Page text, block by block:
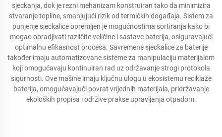
sjeckanja, dok je rezni mehanizam konstruiran tako da minimizira
stvaranje topline, smanjujući rizik od termičkih događaja. Sistem za
punjenje sjeckalice opremljen je mogućnostima sortiranja kako bi
mogao obradjivati različite veličine i sastave baterija, osiguravajući
optimalnu efikasnost procesa. Savremene sjeckalice za baterije
također imaju automatizovane sisteme za manipulaciju materijalom
koji omogućavaju kontinuiran rad uz održavanje strogi protokola
sigurnosti. Ove mašine imaju ključnu ulogu u ekosistemu reciklaže
baterija, omogućavajući povrat vrijednih materijala, pridržavanje
ekoloških propisa i održive prakse upravljanja otpadom.